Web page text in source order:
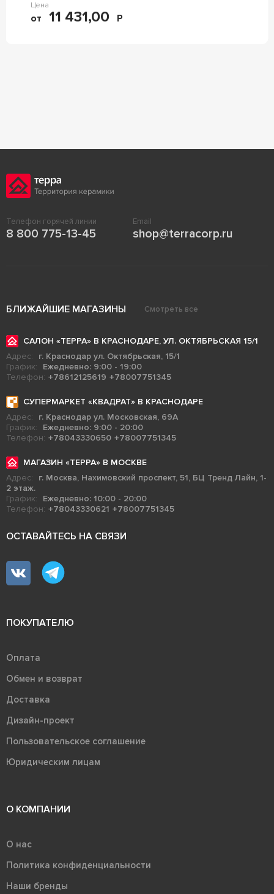
Цена
от 11 431,00 Р
Телефон горячей линии
8 800 775-13-45
Email
shop@terracorp.ru
БЛИЖАЙШИЕ МАГАЗИНЫ Смотреть все
САЛОН «ТЕРРА» В КРАСНОДАРЕ, УЛ. ОКТЯБРЬСКАЯ 15/1
Адрес:
г. Краснодар ул. Октябрьская, 15/1
График:
Ежедневно: 9:00 - 19:00
Телефон: +78612125619 +78007751345
СУПЕРМАРКЕТ «КВАДРАТ» В КРАСНОДАРЕ
Адрес:
г. Краснодар ул. Московская, 69А
График:
Ежедневно: 9:00 - 20:00
Телефон: +78043330650 +78007751345
МАГАЗИН «ТЕРРА» В МОСКВЕ
Адрес:
г. Москва, Нахимовский проспект, 51, БЦ Тренд Лайн, 1-
2 этаж.
График:
Ежедневно: 10:00 - 20:00
Телефон: +78043330621 +78007751345
ОСТАВАЙТЕСЬ НА СВЯЗИ
ПОКУПАТЕЛЮ
Оплата
Обмен и возврат
Доставка
Дизайн-проект
Пользовательское соглашение
Юридическим лицам
О КОМПАНИИ
О нас
Политика конфиденциальности
Наши бренды